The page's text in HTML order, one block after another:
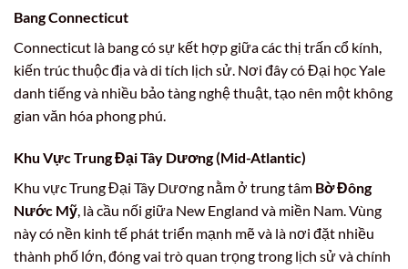
Bang Connecticut
Connecticut là bang có sự kết hợp giữa các thị trấn cổ kính,
kiến trúc thuộc địa và di tích lịch sử. Nơi đây có Đại học Yale
danh tiếng và nhiều bảo tàng nghệ thuật, tạo nên một không
gian văn hóa phong phú.
Khu Vực Trung Đại Tây Dương (Mid-Atlantic)
Khu vực Trung Đại Tây Dương nằm ở trung tâm Bờ Đông
Nước Mỹ, là cầu nối giữa New England và miền Nam. Vùng
này có nền kinh tế phát triển mạnh mẽ và là nơi đặt nhiều
thành phố lớn, đóng vai trò quan trọng trong lịch sử và chính